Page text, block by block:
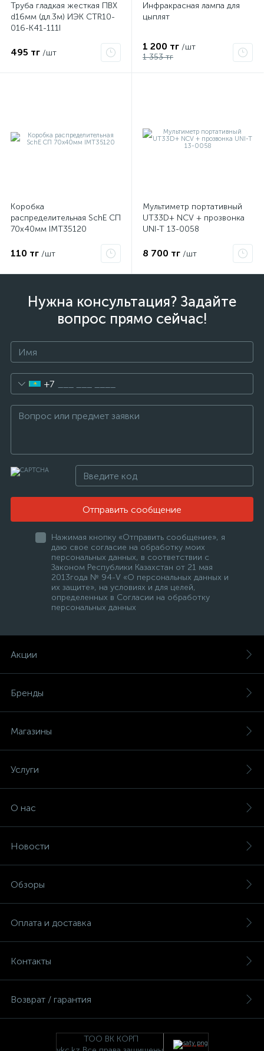
Труба гладкая жесткая ПВХ
d16мм (дл.3м) ИЭК CTR10-
016-K41-111I
495 тг /шт
Инфракрасная лампа для
цыплят
1 200 тг /шт
1 353 тг
Коробка
распределительная SchE СП
70х40мм IMT35120
110 тг /шт
Мультиметр портативный
UT33D+ NCV + прозвонка
UNI-T 13-0058
8 700 тг /шт
Нужна консультация? Задайте
вопрос прямо сейчас!
+7
Отправить сообщение
Нажимая кнопку «Отправить сообщение», я
даю свое согласие на обработку моих
персональных данных, в соответствии с
Законом Республики Казахстан от 21 мая
2013года № 94-V «О персональных данных и
их защите», на условиях и для целей,
определенных в Согласии на обработку
персональных данных
Акции
Бренды
Магазины
Услуги
О нас
Новости
Обзоры
Оплата и доставка
Контакты
Возврат / гарантия
ТОО ВК КОРП